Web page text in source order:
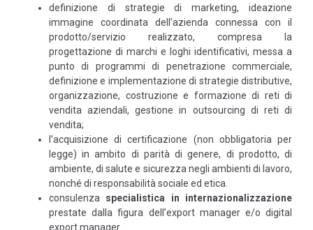
definizione di strategie di marketing, ideazione
immagine coordinata dell’azienda connessa con il
prodotto/servizio realizzato, compresa la
progettazione di marchi e loghi identificativi, messa a
punto di programmi di penetrazione commerciale,
definizione e implementazione di strategie distributive,
organizzazione, costruzione e formazione di reti di
vendita aziendali, gestione in outsourcing di reti di
vendita;
l’acquisizione di certificazione (non obbligatoria per
legge) in ambito di parità di genere, di prodotto, di
ambiente, di salute e sicurezza negli ambienti di lavoro,
nonché di responsabilità sociale ed etica.
consulenza specialistica in internazionalizzazione
prestate dalla figura dell’export manager e/o digital
export manager.